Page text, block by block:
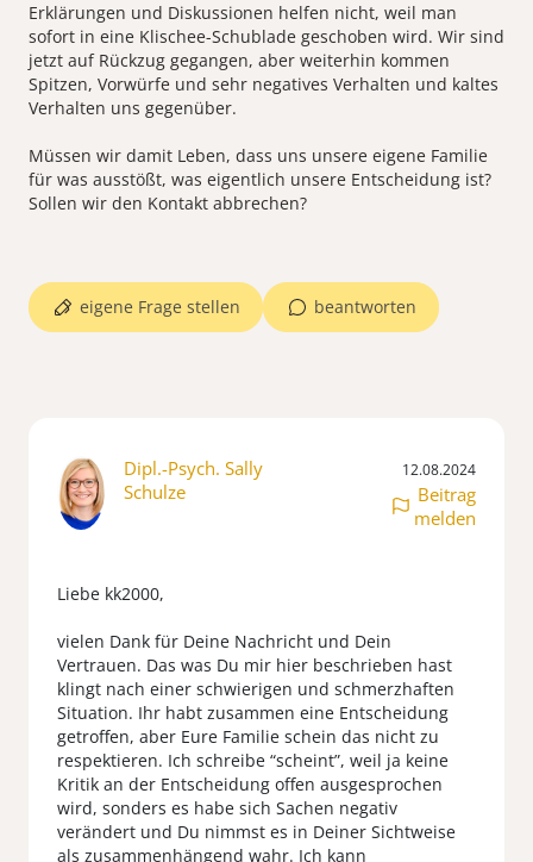
Erklärungen und Diskussionen helfen nicht, weil man
sofort in eine Klischee-Schublade geschoben wird. Wir sind
jetzt auf Rückzug gegangen, aber weiterhin kommen
Spitzen, Vorwürfe und sehr negatives Verhalten und kaltes
Verhalten uns gegenüber.
Müssen wir damit Leben, dass uns unsere eigene Familie
für was ausstößt, was eigentlich unsere Entscheidung ist?
Sollen wir den Kontakt abbrechen?
beantworten
eigene Frage stellen
Dipl.-Psych. Sally
Schulze
12.08.2024
Beitrag
melden
Liebe kk2000,
vielen Dank für Deine Nachricht und Dein
Vertrauen. Das was Du mir hier beschrieben hast
klingt nach einer schwierigen und schmerzhaften
Situation. Ihr habt zusammen eine Entscheidung
getroffen, aber Eure Familie schein das nicht zu
respektieren. Ich schreibe “scheint”, weil ja keine
Kritik an der Entscheidung offen ausgesprochen
wird, sonders es habe sich Sachen negativ
verändert und Du nimmst es in Deiner Sichtweise
als zusammenhängend wahr. Ich kann